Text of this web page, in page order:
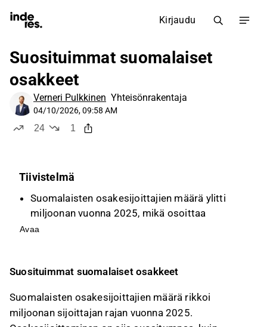
Kirjaudu
Suosituimmat suomalaiset
osakkeet
Verneri Pulkkinen Yhteisönrakentaja
04/10/2026, 09:58 AM
24
1
Tiivistelmä
Suomalaisten osakesijoittajien määrä ylitti
miljoonan vuonna 2025, mikä osoittaa
osakesijoittamisen suosion kasvua.
ja Mandatum.
Mandatum on noussut nopeasti suosioon 12 %
osinkotuotollaan, ja Fortum sekä Neste
hyötyvät energiasektorin kehityksestä.
Avaa
Suosituimmat suomalaiset osakkeet
Suomalaisten osakesijoittajien määrä rikkoi
miljoonan sijoittajan rajan vuonna 2025.